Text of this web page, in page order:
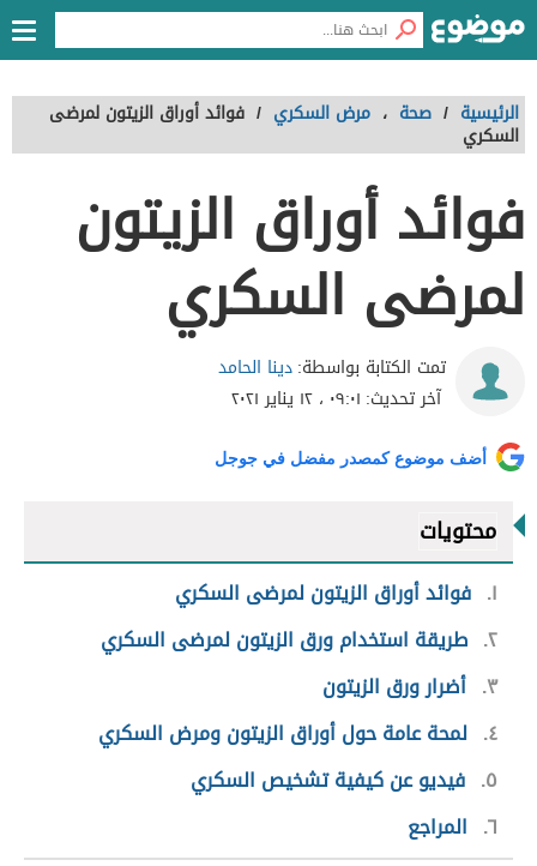
الرئيسية / صحة ، مرض السكري / فوائد أوراق الزيتون لمرضى
السكري
فوائد أوراق الزيتون
لمرضى السكري
تمت الكتابة بواسطة:دينا الحامد
آخر تحديث: ٠٩:٠١ ، ١٢ يناير ٢٠٢١
أضف موضوع كمصدر مفضل في جوجل
محتويات
١ فوائد أوراق الزيتون لمرضى السكري
٢ طريقة استخدام ورق الزيتون لمرضى السكري
٣ أضرار ورق الزيتون
٤ لمحة عامة حول أوراق الزيتون ومرض السكري
٥ فيديو عن كيفية تشخيص السكري
٦ المراجع